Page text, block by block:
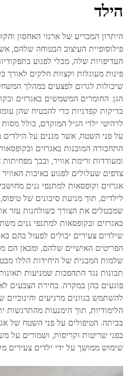
הילד
היתרון המכריע של ארגזי האחסון
פילוסופיית העיצוב הבטוחה שלהם,
העדיפויות שלה, מבלי לפגוע
פינות מעוגלות וקצוות חלקים לאורך
שיכולות לגרום לפצעים במהלך
הגן. החומרים המשמשים באגרזים
בדיקות קפדניות כדי להבטיח שהן
לרהיטי ילדי הגיל המוקדם, כולל
על פני השטח, אשר מגנים על הילדים
התחבורה המובנות באגרזים
ומעודדות זרימת אוויר, ובכך
צדפים שעלולים לפגוע באיכות
אגרזים וקופסאות למתנפי גנים
לילדים, תוך מניעת סיכונים של
שמבטלים את הצורך בשולחנות עזר
באגרזים ובקופסאות למתנפי גנים
שילדים צעירים יכולים לפעול בהם
הפריטים האישיים שלהם, ומכאן הם
שלמות המבנית של היחידות הללו
תכונות נגד התהפכות שמניעות
פוגעים בהן במקרה. בחירת הצבעים
להשתמש בגוונים מרגיעים
הלימודיות, תוך הימנעות מהתרגשות
בכיתה. הטיפולים על פני השטח של
בפני שריטות וקריסות, ושמורים על
שימוש ממושך על ידי ילדים צעירים